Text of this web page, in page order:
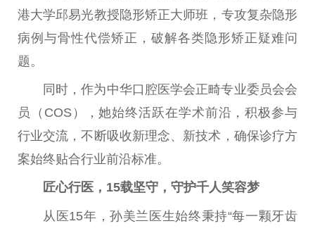
港大学邱易光教授隐形矫正大师班，专攻复杂隐形
病例与骨性代偿矫正，破解各类隐形矫正疑难问
题。
同时，作为中华口腔医学会正畸专业委员会会
员（COS），她始终活跃在学术前沿，积极参与
行业交流，不断吸收新理念、新技术，确保诊疗方
案始终贴合行业前沿标准。
匠心行医，15载坚守，守护千人笑容梦
从医15年，孙美兰医生始终秉持“每一颗牙齿